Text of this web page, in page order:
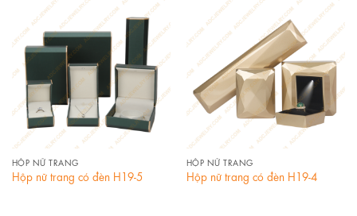
HỘP NỮ TRANG
Hộp nữ trang có đèn H19-5
HỘP NỮ TRANG
Hộp nữ trang có đèn H19-4